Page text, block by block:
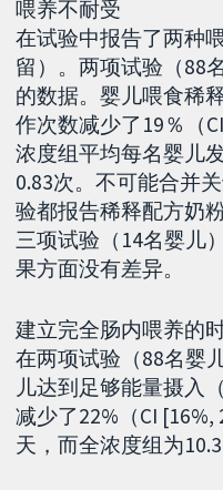
喂养不耐受
在试验中报告了两种
留）。两项试验（88
的数据。婴儿喂食稀
作次数减少了19％（
浓度组平均每名婴儿
0.83次。不可能合并
验都报告稀释配方奶
三项试验（14名婴儿
果方面没有差异。
建立完全肠内喂养的
在两项试验（88名婴
儿达到足够能量摄入
减少了22%（CI
天，而全浓度组为10.3